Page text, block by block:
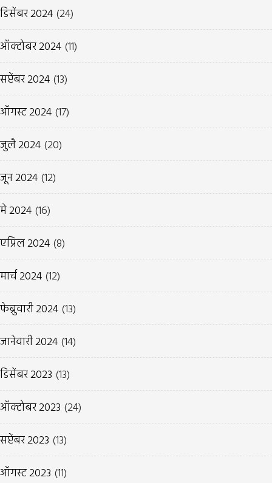
डिसेंबर 2024 (24)
ऑक्टोबर 2024 (11)
सप्टेंबर 2024 (13)
ऑगस्ट 2024 (17)
जुलै 2024 (20)
जून 2024 (12)
मे 2024 (16)
एप्रिल 2024 (8)
मार्च 2024 (12)
फेब्रुवारी 2024 (13)
जानेवारी 2024 (14)
डिसेंबर 2023 (13)
ऑक्टोबर 2023 (24)
सप्टेंबर 2023 (13)
ऑगस्ट 2023 (11)